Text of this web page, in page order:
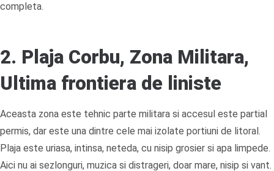
completa.
2. Plaja Corbu, Zona Militara,
Ultima frontiera de liniste
Aceasta zona este tehnic parte militara si accesul este partial
permis, dar este una dintre cele mai izolate portiuni de litoral.
Plaja este uriasa, intinsa, neteda, cu nisip grosier si apa limpede.
Aici nu ai sezlonguri, muzica si distrageri, doar mare, nisip si vant.